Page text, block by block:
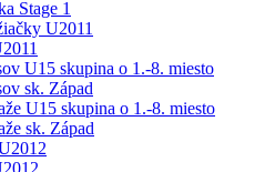
Stage 1
U2011
U15 skupina o 1.-8. miesto
sk. Západ
U15 skupina o 1.-8. miesto
sk. Západ